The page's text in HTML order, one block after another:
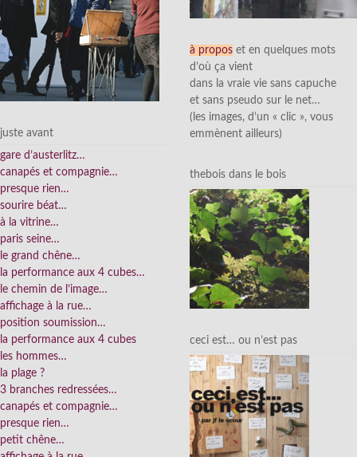
juste avant
gare d’austerlitz…
canapés et compagnie…
presque rien…
sourire béat…
à la vitrine…
paris seine…
le grand chêne…
la performance aux 4 cubes…
le chemin de l’image…
affichage à la rue…
position soumission…
la performance aux 4 cubes
les hommes…
la plage ?
3 branches redressées…
canapés et compagnie…
presque rien…
petit chêne…
à propos et en quelques mots
d’où ça vient
dans la vraie vie sans capuche
et sans pseudo sur le net…
(les images, d’un « clic », vous
emmènent ailleurs)
thebois dans le bois
ceci est… ou n’est pas